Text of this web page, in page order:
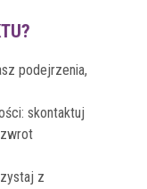
podejrzenia,
skontaktuj
z